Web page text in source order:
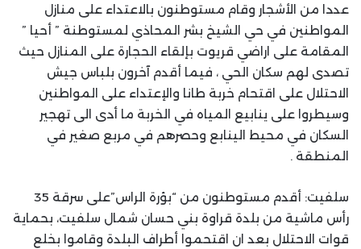
عددا من الأشجار وقام مستوطنون بالاعتداء على منازل
المواطنين في حي الشيخ بشر المحاذي لمستوطنة ” أحيا ”
المقامة على اراضي قريوت بإلقاء الحجارة على المنازل حيث
تصدى لهم سكان الحي ، فيما أقدم آخرون بلباس جيش
الاحتلال على اقتحام خربة طانا والإعتداء على المواطنين
وسيطروا على ينابيع المياه في الخربة ما أدى الى تهجير
السكان في محيط الينابع وحصرهم في مربع صغير في
المنطقة .
سلفيت: أقدم مستوطنون من “بؤرة الراس”على سرقة 35
رأس ماشية من بلدة قراوة بني حسان شمال سلفيت، بحماية
قوات الاحتلال بعد ان اقتحموا أطراف البلدة وقاموا بخلع